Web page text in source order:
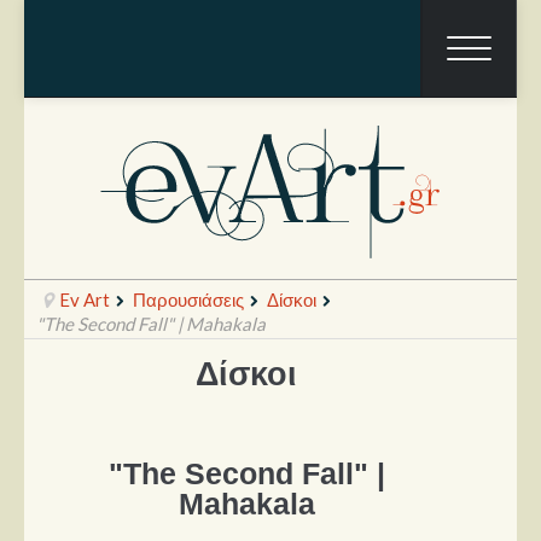
Θέατρο
Ev Art Παρουσιάσεις
Δίσκοι
"The Second Fall" | Mahakala
Δίσκοι
"The Second Fall" |
Mahakala